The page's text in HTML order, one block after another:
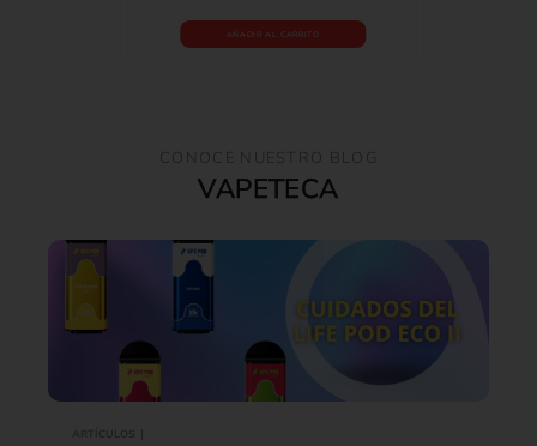
AÑADIR AL CARRITO
CONOCE NUESTRO BLOG
VAPETECA